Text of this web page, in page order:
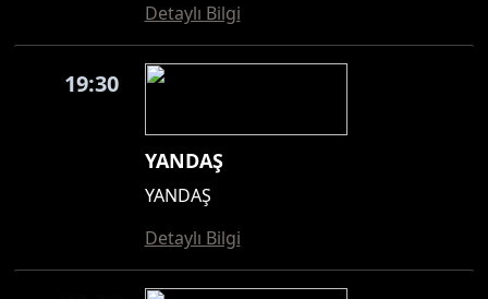
Detaylı Bilgi
19:30
YANDAŞ
YANDAŞ
Detaylı Bilgi